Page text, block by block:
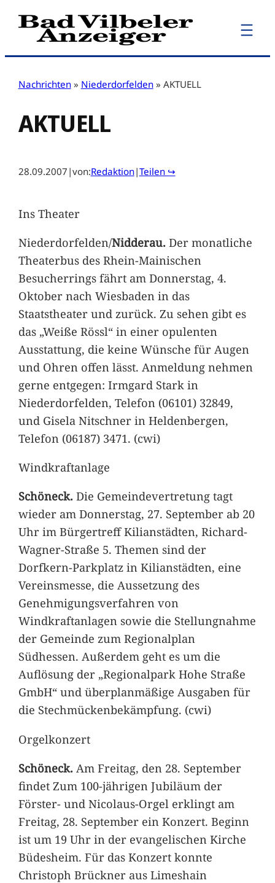
Zum
Inhalt
Nachrichten » Niederdorfelden » AKTUELL
AKTUELL
28.09.2007 |von:Redaktion|Teilen ↪
Ins Theater
Niederdorfelden/Nidderau.Der monatliche
Theaterbus des Rhein-Mainischen
Besucherrings fährt am Donnerstag, 4.
Oktober nach Wiesbaden in das
Staatstheater und zurück. Zu sehen gibt es
das „Weiße Rössl“ in einer opulenten
Ausstattung, die keine Wünsche für Augen
und Ohren offen lässt. Anmeldung nehmen
gerne entgegen: Irmgard Stark in
Niederdorfelden, Telefon (06101) 32849,
und Gisela Nitschner in Heldenbergen,
Telefon (06187) 3471. (cwi)
Windkraftanlage
Schöneck.Die Gemeindevertretung tagt
wieder am Donnerstag, 27. September ab 20
Uhr im Bürgertreff Kilianstädten, Richard-
Wagner-Straße 5. Themen sind der
Dorfkern-Parkplatz in Kilianstädten, eine
Vereinsmesse, die Aussetzung des
Genehmigungsverfahren von
Windkraftanlagen sowie die Stellungnahme
der Gemeinde zum Regionalplan
Südhessen. Außerdem geht es um die
Auflösung der „Regionalpark Hohe Straße
GmbH“ und überplanmäßige Ausgaben für
die Stechmückenbekämpfung. (cwi)
Orgelkonzert
Schöneck.Am Freitag, den 28. September
findet Zum 100-jährigen Jubiläum der
Förster- und Nicolaus-Orgel erklingt am
Freitag, 28. September ein Konzert. Beginn
ist um 19 Uhr in der evangelischen Kirche
Büdesheim. Für das Konzert konnte
Christoph Brückner aus Limeshain